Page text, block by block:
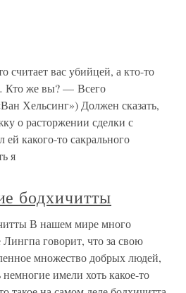
вас убийцей, а кто-то
Кто же вы? — Всего
Хельсинг») Должен сказать,
о расторжении сделки с
ей какого-то сакрального
я
бодхичитты
В нашем мире много
говорит, что за свою
множество добрых людей,
имели хоть какое-то